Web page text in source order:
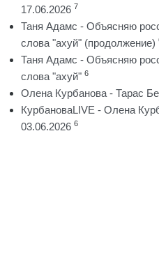
17.06.2026 7
Таня Адамс - Объясняю
слова "ахуй" (продолжение)
Таня Адамс - Объясняю
слова "ахуй" 6
Олена Курбанова - Тарас
КурбановаLIVE - Олена
03.06.2026 6